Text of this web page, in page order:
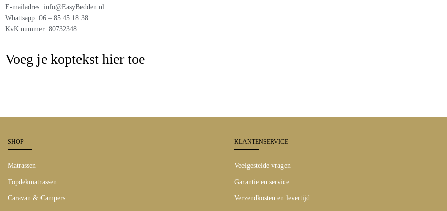
E-mailadres: info@EasyBedden.nl
Whattsapp: 06 – 85 45 18 38
KvK nummer: 80732348
Voeg je koptekst hier toe
SHOP
Matrassen
Topdekmatrassen
Caravan & Campers
KLANTENSERVICE
Veelgestelde vragen
Garantie en service
Verzendkosten en levertijd